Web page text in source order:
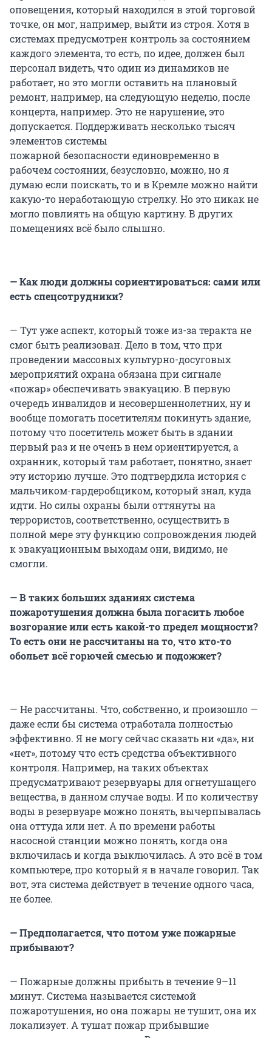
оповещения, который находился в этой торговой
точке, он мог, например, выйти из строя. Хотя в
системах предусмотрен контроль за состоянием
каждого элемента, то есть, по идее, должен был
персонал видеть, что один из динамиков не
работает, но это могли оставить на плановый
ремонт, например, на следующую неделю, после
концерта, например. Это не нарушение, это
допускается. Поддерживать несколько тысяч
элементов системы
пожарной безопасности единовременно в
рабочем состоянии, безусловно, можно, но я
думаю если поискать, то и в Кремле можно найти
какую-то неработающую стрелку. Но это никак не
могло повлиять на общую картину. В других
помещениях всё было слышно.
— Как люди должны сориентироваться: сами или
есть спецсотрудники?
— Тут уже аспект, который тоже из-за теракта не
смог быть реализован. Дело в том, что при
проведении массовых культурно-досуговых
мероприятий охрана обязана при сигнале
«пожар» обеспечивать эвакуацию. В первую
очередь инвалидов и несовершеннолетних, ну и
вообще помогать посетителям покинуть здание,
потому что посетитель может быть в здании
первый раз и не очень в нем ориентируется, а
охранник, который там работает, понятно, знает
эту историю лучше. Это подтвердила история с
мальчиком-гардеробщиком, который знал, куда
идти. Но силы охраны были оттянуты на
террористов, соответственно, осуществить в
полной мере эту функцию сопровождения людей
к эвакуационным выходам они, видимо, не
смогли.
— В таких больших зданиях система
пожаротушения должна была погасить любое
возгорание или есть какой-то предел мощности?
То есть они не рассчитаны на то, что кто-то
обольет всё горючей смесью и подожжет?
— Не рассчитаны. Что, собственно, и произошло —
даже если бы система отработала полностью
эффективно. Я не могу сейчас сказать ни «да», ни
«нет», потому что есть средства объективного
контроля. Например, на таких объектах
предусматривают резервуары для огнетушащего
вещества, в данном случае воды. И по количеству
воды в резервуаре можно понять, вычерпывалась
она оттуда или нет. А по времени работы
насосной станции можно понять, когда она
включилась и когда выключилась. А это всё в том
компьютере, про который я в начале говорил. Так
вот, эта система действует в течение одного часа,
не более.
— Предполагается, что потом уже пожарные
прибывают?
— Пожарные должны прибыть в течение 9–11
минут. Система называется системой
пожаротушения, но она пожары не тушит, она их
локализует. А тушат пожар прибывшие